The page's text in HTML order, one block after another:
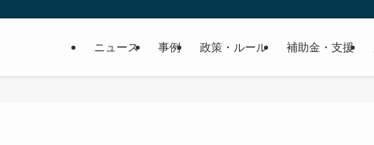
ニュース 事例 政策・ルール 補助金・支援